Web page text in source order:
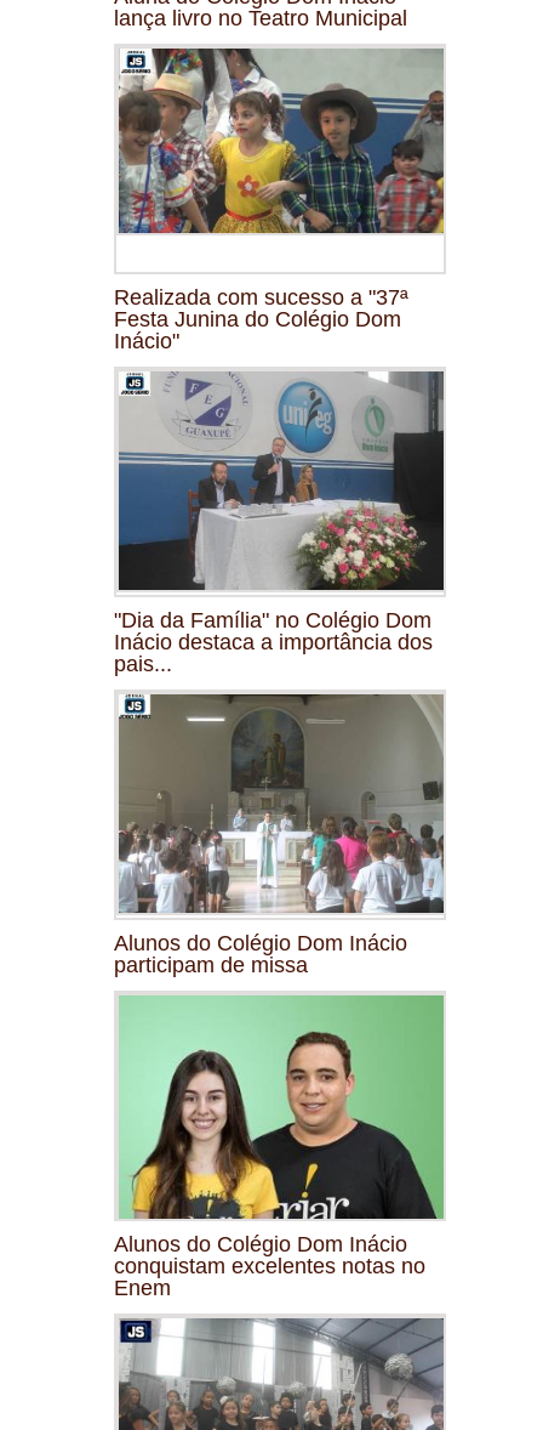
lança livro no Teatro Municipal
Realizada com sucesso a "37ª
Festa Junina do Colégio Dom
Inácio"
"Dia da Família" no Colégio Dom
Inácio destaca a importância dos
pais...
Alunos do Colégio Dom Inácio
participam de missa
Alunos do Colégio Dom Inácio
conquistam excelentes notas no
Enem